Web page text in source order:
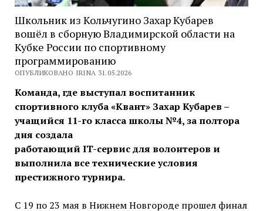
Школьник из Кольчугино Захар Кубарев
вошёл в сборную Владимирской области на
Кубке России по спортивному
программированию
ОПУБЛИКОВАНО IRINA 31.05.2026
Команда, где выступал воспитанник
спортивного клуба «Квант» Захар Кубарев –
учащийся 11-го класса школы №4, за полтора
дня создала
работающий IT-сервис для волонтеров и
выполнила все технические условия
престижного турнира.
С 19 по 23 мая в Нижнем Новгороде прошел финал